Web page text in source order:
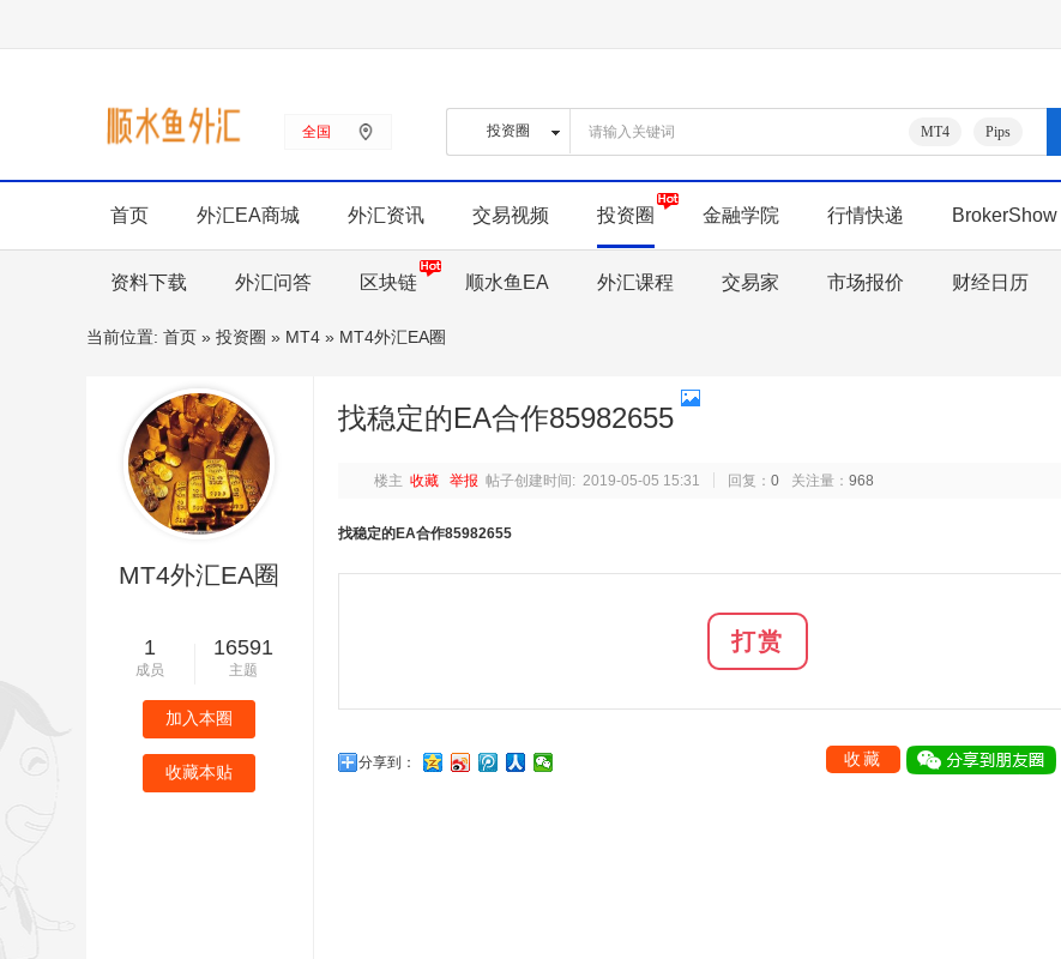
全国 MT4 Pips
首页 外汇EA商城 外汇资讯 交易视频 投资圈 金融学院 行情快递 BrokerShow
资料下载 外汇问答 区块链 顺水鱼EA 外汇课程 交易家 市场报价 财经日历
当前位置: 首页 » 投资圈 » MT4 » MT4外汇EA圈
MT4外汇EA圈
1
成员
16591
主题
加入本圈
收藏本贴
找稳定的EA合作85982655
楼主 收藏 举报 帖子创建时间: 2019-05-05 15:31 回复： 0 关注量： 968
找稳定的EA合作85982655
打赏
分享到： 收藏